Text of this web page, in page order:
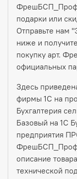
подарки или
Отправьте нам
ниже и
покупку арт.
официальных
Здесь
фирмы 1С на
Бухгалтерия
Базовый на 1С
предприятия
описание
технической